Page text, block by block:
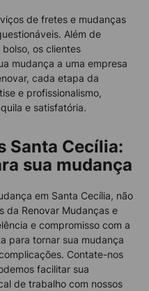
de fretes e mudanças
Além de
os clientes
mudança a uma empresa
cada etapa da
e profissionalismo,
e satisfatória.
Santa Cecília:
sua mudança
em Santa Cecília, não
da Renovar Mudanças e
e compromisso com a
para tornar sua mudança
Contate-nos
facilitar sua
de trabalho com nossos